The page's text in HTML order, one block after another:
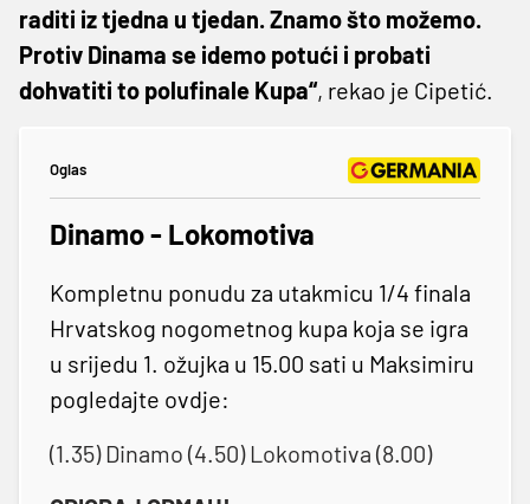
raditi iz tjedna u tjedan. Znamo što možemo.
Protiv Dinama se idemo potući i probati
dohvatiti to polufinale Kupa“, rekao je Cipetić.
Oglas
Dinamo - Lokomotiva
Kompletnu ponudu za utakmicu 1/4 finala
Hrvatskog nogometnog kupa koja se igra
u srijedu 1. ožujka u 15.00 sati u Maksimiru
pogledajte ovdje:
(1.35) Dinamo (4.50) Lokomotiva (8.00)